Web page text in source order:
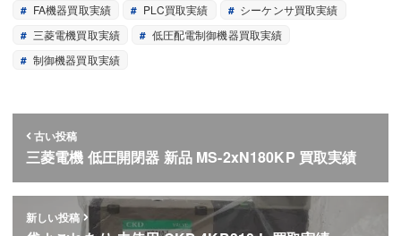
FA機器買取実績 PLC買取実績
シーケンサ買取実績
三菱電機買取実績
低圧配電制御機器買取実績
制御機器買取実績
古い投稿
三菱電機 低圧開閉器 新品 MS-2xN180KP 買取実績
新しい投稿